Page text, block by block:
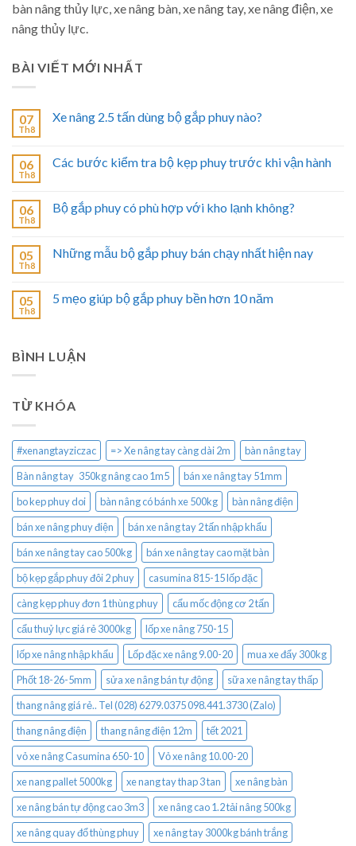
bàn nâng thủy lực, xe nâng bàn, xe nâng tay, xe nâng điện, xe
nâng thủy lực.
BÀI VIẾT MỚI NHẤT
07
Th8
Xe nâng 2.5 tấn dùng bộ gắp phuy nào?
06
Th8
Các bước kiểm tra bộ kẹp phuy trước khi vận hành
06
Th8
Bộ gắp phuy có phù hợp với kho lạnh không?
05
Th8
Những mẫu bộ gắp phuy bán chạy nhất hiện nay
05
Th8
5 mẹo giúp bộ gắp phuy bền hơn 10 năm
BÌNH LUẬN
TỪ KHÓA
#xenangtayziczac => Xe nâng tay càng dài 2m
bàn nâng tay
Bàn nâng tay 350kg nâng cao 1m5
bán xe nâng tay 51mm
bo kep phuy doi
bàn nâng có bánh xe 500kg
bàn nâng điện
bán xe nâng phuy điện
bán xe nâng tay 2 tấn nhập khẩu
bán xe nâng tay cao 500kg
bán xe nâng tay cao mặt bàn
bộ kẹp gắp phuy đôi 2 phuy
casumina 815-15 lốp đặc
càng kẹp phuy đơn 1 thùng phuy
cẩu mốc động cơ 2 tấn
cẩu thuỷ lực giá rẻ 3000kg
lốp xe nâng 750-15
lốp xe nâng nhập khẩu
Lốp đặc xe nâng 9.00-20
mua xe đẩy 300kg
Phốt 18-26-5mm
sửa xe nâng bán tự động
sữa xe nâng tay thấp
thang nâng giá rẻ.. Tel (028) 6279.0375 098.441.3730 (Zalo)
thang nâng điện
thang nâng điện 12m
tết 2021
vỏ xe nâng Casumina 650-10
Vỏ xe nâng 10.00-20
xe nang pallet 5000kg
xe nang tay thap 3 tan
xe nâng bàn
xe nâng bán tự động cao 3m3
xe nâng cao 1.2 tải nâng 500kg
xe nâng quay đổ thùng phuy
xe nâng tay 3000kg bánh trắng